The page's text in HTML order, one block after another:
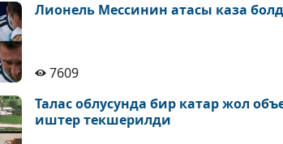
Лионель Мессинин атасы каза
7609
Талас облусунда бир катар жол
иштер текшерилди